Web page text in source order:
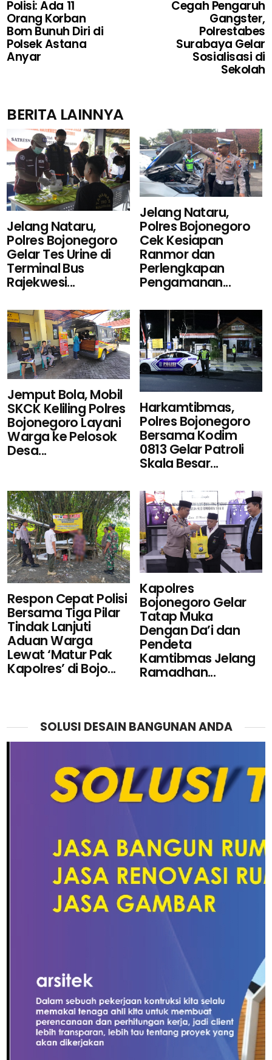
Polisi: Ada 11
Orang Korban
Bom Bunuh Diri di
Polsek Astana
Anyar
Cegah Pengaruh
Gangster,
Polrestabes
Surabaya Gelar
Sosialisasi di
Sekolah
BERITA LAINNYA
Jelang Nataru,
Polres Bojonegoro
Gelar Tes Urine di
Terminal Bus
Rajekwesi...
Jelang Nataru,
Polres Bojonegoro
Cek Kesiapan
Ranmor dan
Perlengkapan
Pengamanan...
Jemput Bola, Mobil
SKCK Keliling Polres
Bojonegoro Layani
Warga ke Pelosok
Desa...
Harkamtibmas,
Polres Bojonegoro
Bersama Kodim
0813 Gelar Patroli
Skala Besar...
Respon Cepat Polisi
Bersama Tiga Pilar
Tindak Lanjuti
Aduan Warga
Lewat ‘Matur Pak
Kapolres’ di Bojo...
Kapolres
Bojonegoro Gelar
Tatap Muka
Dengan Da’i dan
Pendeta
Kamtibmas Jelang
Ramadhan...
SOLUSI DESAIN BANGUNAN ANDA